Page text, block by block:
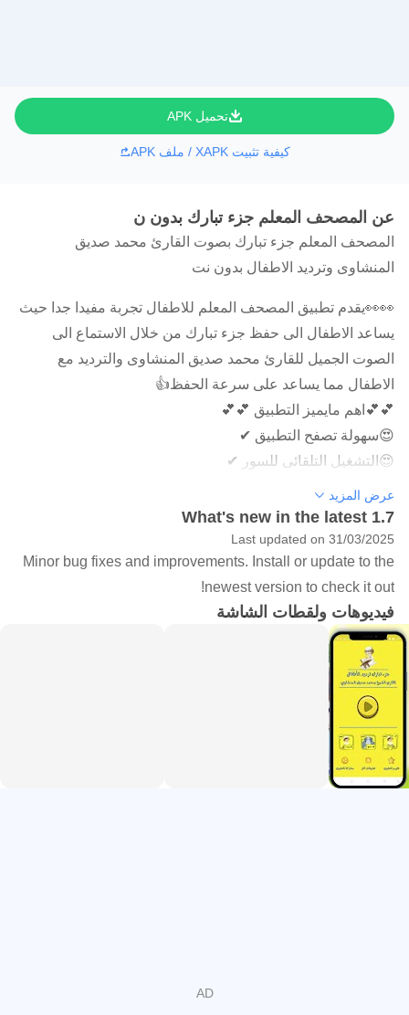
تحميل APK
كيفية تثبيت XAPK / ملف APK
عن المصحف المعلم جزء تبارك بدون ن
المصحف المعلم جزء تبارك بصوت القارئ محمد صديق
المنشاوى وترديد الاطفال بدون نت
👀👀يقدم تطبيق المصحف المعلم للاطفال تجربة مفيدا جدا حيث
يساعد الاطفال الى حفظ جزء تبارك من خلال الاستماع الى
الصوت الجميل للقارئ محمد صديق المنشاوى والترديد مع
الاطفال مما يساعد على سرعة الحفظ👍
💕💕اهم مايميز التطبيق 💕💕
😍سهولة تصفح التطبيق ✔
😍التشغيل التلقائى للسور ✔
😍التطبيق مجانى 100%✔
😍😍سهولة مشاركة التطبيق بضغطة واحده مع الكل✔
💖💖اذا اعجبكم التطبيق لاتنسوا تقيمه وايضا مشاركته❤
عرض المزيد
What's new in the latest 1.7
Last updated on 31/03/2025
Minor bug fixes and improvements. Install or update to the
newest version to check it out!
فيديوهات ولقطات الشاشة